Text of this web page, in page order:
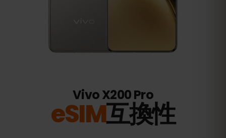
Vivo X200 Pro
eSIM互換性